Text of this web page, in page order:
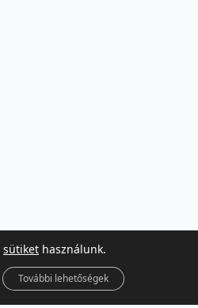
sütiket használunk.
További lehetőségek